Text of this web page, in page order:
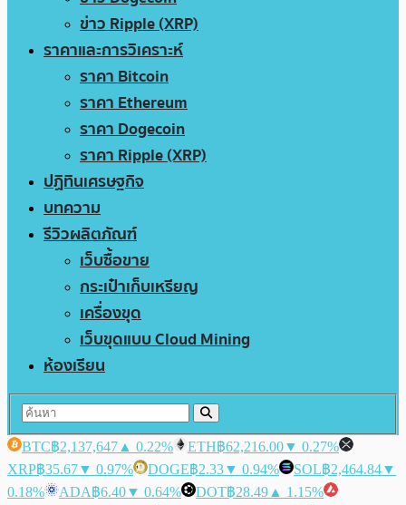
ข่าว Ripple (XRP)
ราคาและการวิเคราะห์
ราคา Bitcoin
ราคา Ethereum
ราคา Dogecoin
ราคา Ripple (XRP)
ปฏิทินเศรษฐกิจ
บทความ
รีวิวผลิตภัณฑ์
เว็บซื้อขาย
กระเป๋าเก็บเหรียญ
เครื่องขุด
เว็บขุดแบบ Cloud Mining
ห้องเรียน
BTC฿2,137,647 ▲ 0.22% ETH฿62,216.00▼ 0.27%
XRP฿35.67▼ 0.97% DOGE฿2.33▼ 0.94% SOL฿2,464.84▼
0.18%
ADA฿6.40▼ 0.64% DOT฿28.49 ▲ 1.15%